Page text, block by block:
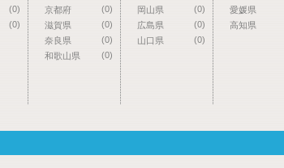
(0)
(0)
(0)
京都府
(0)
滋賀県
(0)
奈良県
(0)
和歌山県
(0)
岡山県
(0)
広島県
(0)
山口県
愛媛県
高知県